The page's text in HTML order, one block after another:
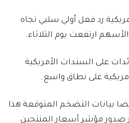
رد فعل أولي سلبي تجاه
ارتفعت يوم الثلاثاء.
على السندات الأمريكية
على نطاق واسع.
بيانات التضخم المتوقعة هذا
صدور مؤشر أسعار المنتجين